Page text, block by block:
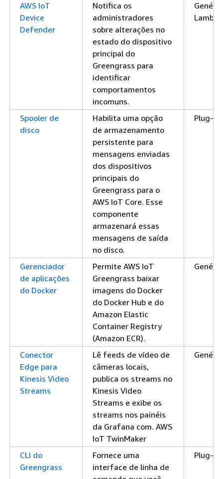
AWS IoT
Device
Defender
Notifica os
administradores
sobre alterações no
estado do dispositivo
principal do
Greengrass para
identificar
comportamentos
incomuns.
Lambda
Spooler de
disco
Habilita uma opção
de armazenamento
persistente para
mensagens enviadas
dos dispositivos
principais do
Greengrass para o
AWS IoT Core. Esse
componente
armazenará essas
mensagens de saída
no disco.
Plug-in
Gerenciador
de aplicações
do Docker
Permite AWS IoT
Greengrass baixar
imagens do Docker
do Docker Hub e do
Amazon Elastic
Container Registry
(Amazon ECR).
Conector
Edge para
Kinesis Video
Streams
Lê feeds de vídeo de
câmeras locais,
publica os streams no
Kinesis Video
Streams e exibe os
streams nos painéis
da Grafana com. AWS
IoT TwinMaker
CLI do
Greengrass
Fornece uma
interface de linha de
Plug-in